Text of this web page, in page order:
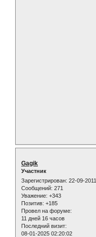
Gagik
Участник
Зарегистрирован: 22-09-2011
Сообщений: 271
Уважение: +343
Позитив: +185
Провел на форуме:
11 дней 16 часов
Последний визит:
08-01-2025 02:20:02